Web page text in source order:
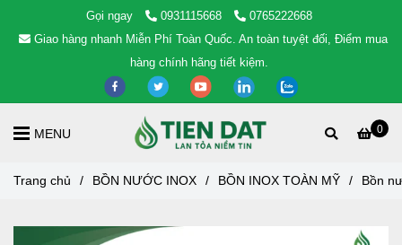
Gọi ngay 0931115668
0765222668
Giao hàng nhanh Miễn Phí Toàn Quốc. An toàn tuyệt đối, Điểm mua
hàng chính hãng tiết kiệm.
0
MENU
Trang chủ / BỒN NƯỚC INOX / BỒN INOX TOÀN MỸ / Bồn